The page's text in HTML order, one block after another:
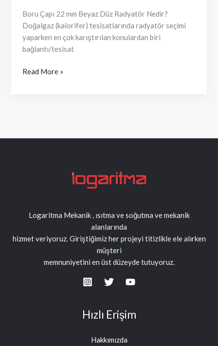
Boru Çapı 22 mm Beyaz Düz Radyatör Nedir?
Doğalgaz (kalorifer) tesisatlarında radyatör seçimi
yaparken en çok karıştırılan konulardan biri
bağlantı/tesisat
Radyatör
Seçimi:
Doğru
Ölçü,
Isı
Read More »
Logaritma Mekanik , ısıtma ve soğutma ve mekanik
alanlarında
hizmet veriyoruz. Giriştiğimiz her projeyi titizlikle ele alırken
müşteri
memnuniyetini en üst düzeyde tutuyoruz.
Hızlı Erişim
Hakkımızda